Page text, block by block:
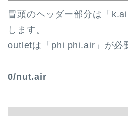
冒頭のヘッダー部分は「
します。
outletは「phi phi.air」が必
0/nut.air